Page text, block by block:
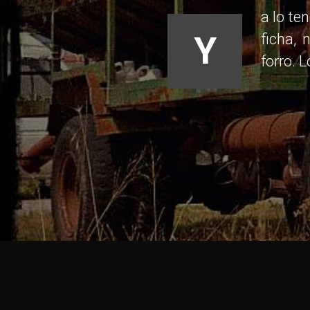
Y
a lo
ficha,
forro.